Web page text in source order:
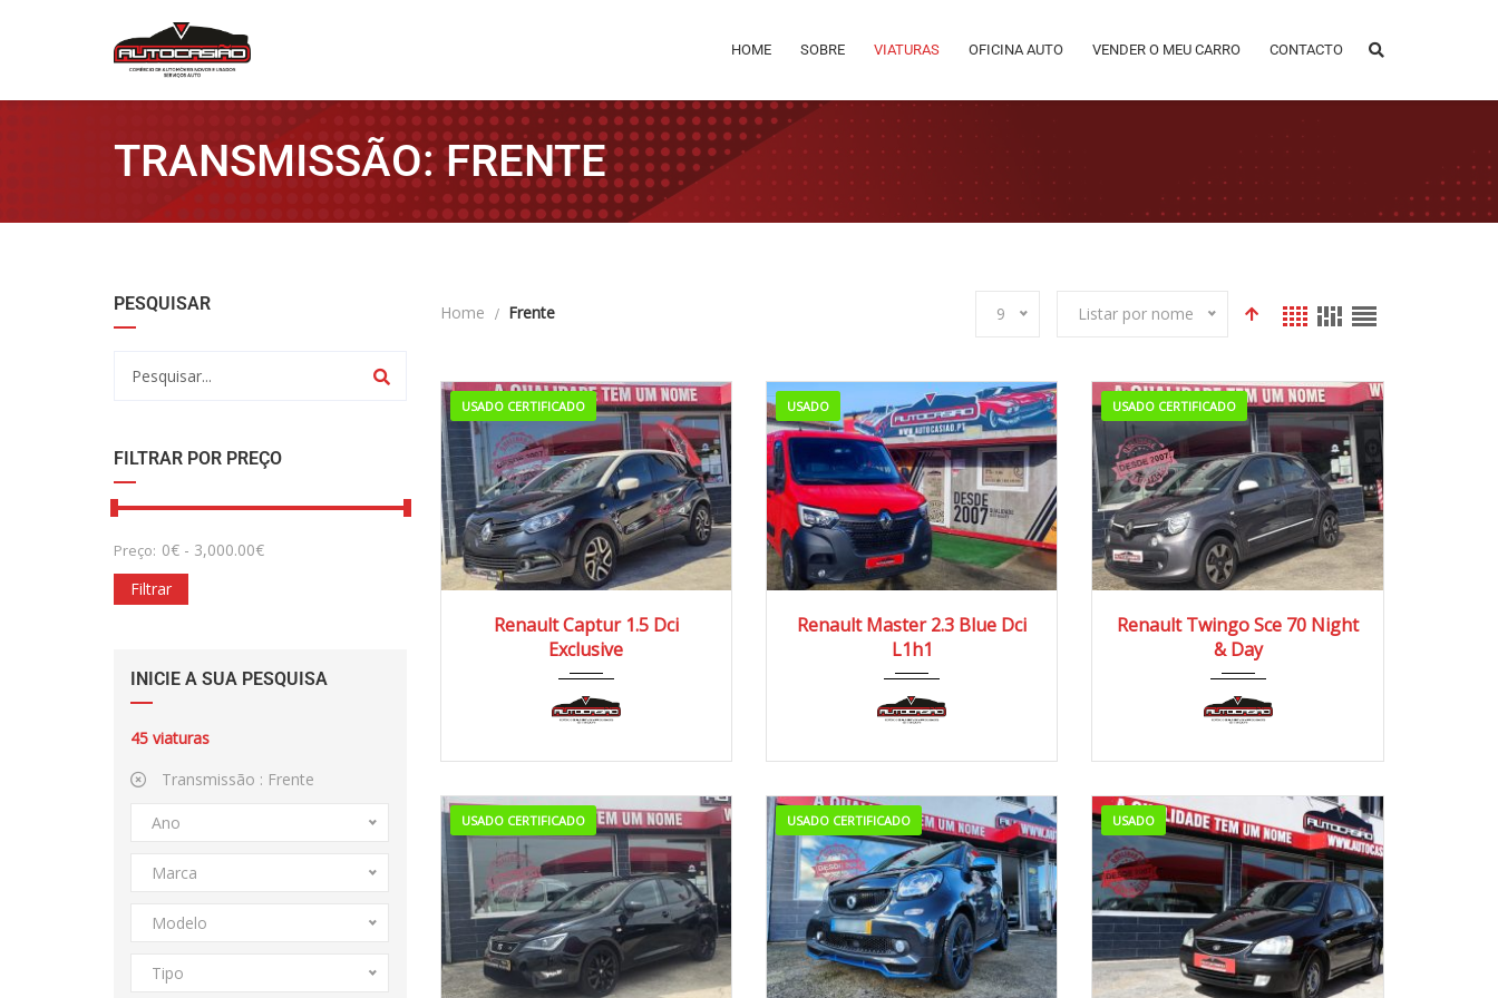
HOME SOBRE VIATURAS OFICINA AUTO VENDER O MEU CARRO CONTACTO
TRANSMISSÃO: FRENTE
PESQUISAR
FILTRAR POR PREÇO
Preço: 0€ - 3,000.00€
Filtrar
INICIE A SUA PESQUISA
45 viaturas
Transmissão : Frente
Ano
Marca
Modelo
Tipo
Home Frente 9 Listar por nome
USADO CERTIFICADO
2017
Manua...
140.000/150.000 km
Renault Captur 1.5 Dci
Exclusive
USADO
2022
Manua...
140.000/150.000 km
Renault Master 2.3 Blue Dci
L1h1
USADO CERTIFICADO
2017
Manua...
100.000/110.000 km
Renault Twingo Sce 70 Night
& Day
USADO CERTIFICADO USADO CERTIFICADO USADO